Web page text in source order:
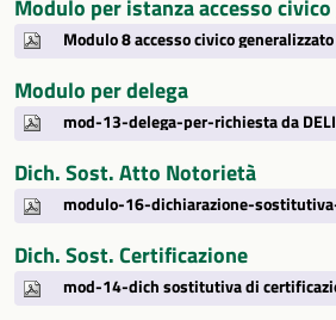
Modulo per istanza accesso
Modulo per delega
mod-13-delega-per-richiesta da
Dich. Sost. Atto Notorietà
Dich. Sost. Certificazione